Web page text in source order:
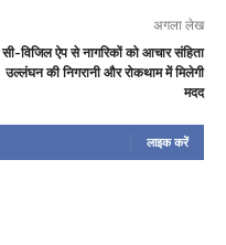
अगला लेख
सी-विजिल ऐप से नागरिकों को आचार संहिता
उल्लंघन की निगरानी और रोकथाम में मिलेगी
मदद
लाइक करें